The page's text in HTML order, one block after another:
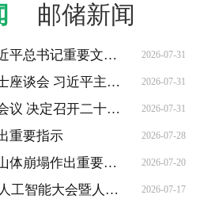
邮储新闻
《求是》杂志发表习近平总书记重要文章《加快建设... 2026-07-31
中共中央召开党外人士座谈会 习近平主持并发表重要... 2026-07-31
中共中央政治局召开会议 决定召开二十届五中全会 ... 2026-07-31
重要指示 2026-07-28
习近平对重庆彭水县山体崩塌作出重要指示 2026-07-20
习近平出席2026世界人工智能大会暨人工智能全球治... 2026-07-17